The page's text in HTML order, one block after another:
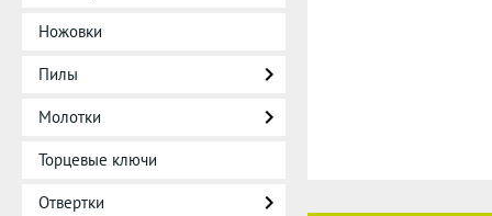
Ножовки
Пилы
Молотки
Торцевые ключи
Отвертки